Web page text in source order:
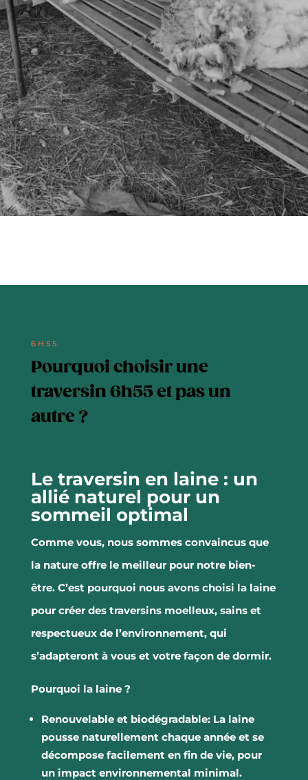
6H55
Pourquoi choisir une
traversin 6h55 et pas un
autre ?
Le traversin en laine : un
allié naturel pour un
sommeil optimal
Comme vous, nous sommes convaincus que
la nature offre le meilleur pour notre bien-
être.C’est pourquoi nous avons choisi la laine
pour créer des traversins moelleux, sains et
respectueux de l’environnement, qui
s’adapteront à vous et votre façon de dormir.
Pourquoi la laine ?
Renouvelable et biodégradable: La laine
pousse naturellement chaque année et se
décompose facilement en fin de vie, pour
un impact environnemental minimal.